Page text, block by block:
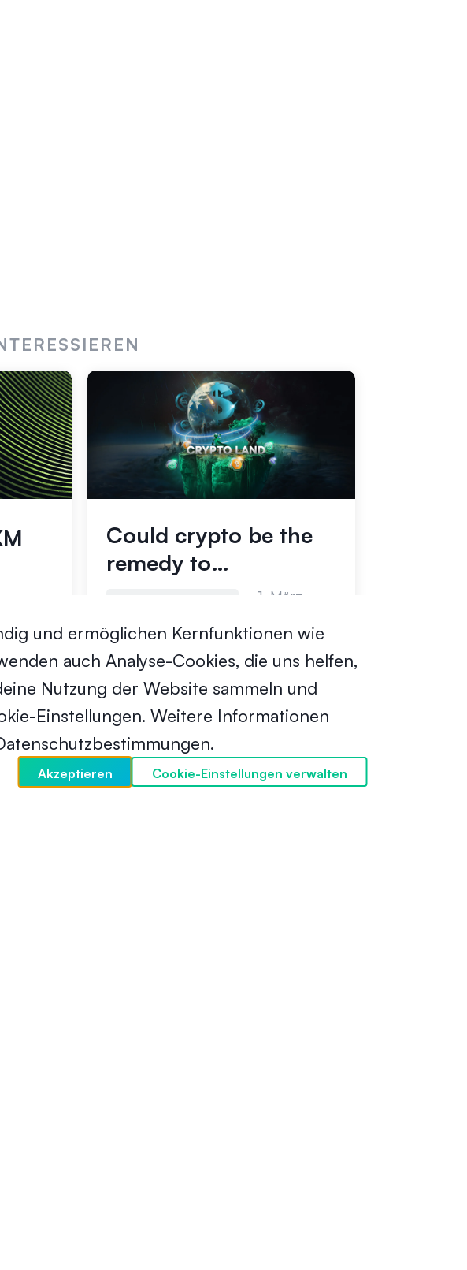
Could crypto be the
remedy to
government debt1. März
und ermöglichen Kernfunktionen wie
auch Analyse-Cookies, die uns helfen,
Nutzung der Website sammeln und
Einstellungen. Weitere Informationen
Akzeptieren Cookie-Einstellungen verwalten